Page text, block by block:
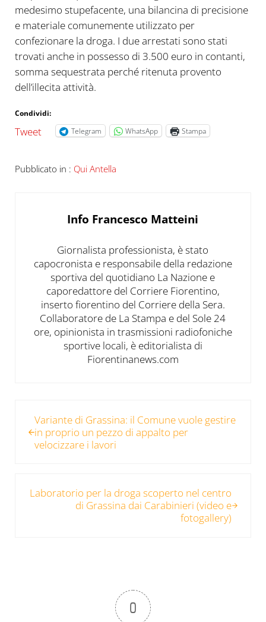
medesimo stupefacente, una bilancina di precisione
e materiale comunemente utilizzato per
confezionare la droga. I due arrestati sono stati
trovati anche in possesso di 3.500 euro in contanti,
somma sequestrata perché ritenuta provento
dell’illecita attività.
Condividi:
Tweet Telegram WhatsApp Stampa
Pubblicato in : Qui Antella
Info Francesco Matteini
Giornalista professionista, è stato
capocronista e responsabile della redazione
sportiva del quotidiano La Nazione e
caporedattore del Corriere Fiorentino,
inserto fiorentino del Corriere della Sera.
Collaboratore de La Stampa e del Sole 24
ore, opinionista in trasmissioni radiofoniche
sportive locali, è editorialista di
Fiorentinanews.com
Variante di Grassina: il Comune vuole gestire
in proprio un pezzo di appalto per
velocizzare i lavori
Laboratorio per la droga scoperto nel centro
di Grassina dai Carabinieri (video e
fotogallery)
0